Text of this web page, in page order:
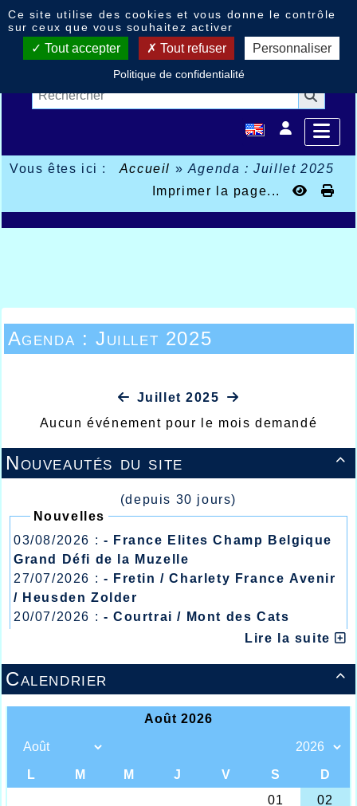
Vous êtes ici : Accueil » Agenda : Juillet 2025
Imprimer la page...

Nouveautés du site
(depuis 30 jours)
Nouvelles
03/08/2026 : - France Elites Champ Belgique
Grand Défi de la Muzelle
27/07/2026 : - Fretin / Charlety France Avenir
/ Heusden Zolder
20/07/2026 : - Courtrai / Mont des Cats
- Lyon / Meeting Abeilles /Lire la suite

Calendrier
Agenda : Juillet 2025
Juillet 2025
Aucun événement pour le mois demandé
Ce site utilise des cookies et vous donne le contrôle
sur ceux que vous souhaitez activer
Tout accepter Tout refuser Personnaliser
Politique de confidentialité